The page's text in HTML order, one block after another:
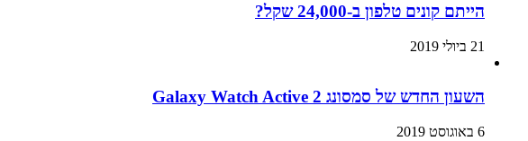
הייתם קונים טלפון ב-24,000 שקל?
21 ביולי 2019
השעון החדש של סמסונג Galaxy Watch Active 2
6 באוגוסט 2019